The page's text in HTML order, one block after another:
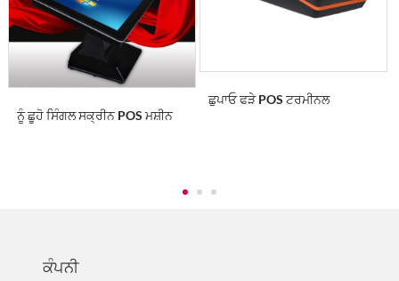
ਨੂੰ ਛੂਹੋ ਸਿੰਗਲ ਸਕ੍ਰੀਨ POS ਮਸ਼ੀਨ
ਛੁਪਾਓ ਫੜੇ POS ਟਰਮੀਨਲ
ਕੰਪਨੀ